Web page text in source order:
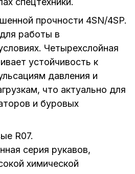
прочности 4SN/4SP.
работы в
Четырехслойная
устойчивость к
давления и
что актуально для
и буровых
R07.
серия рукавов,
химической